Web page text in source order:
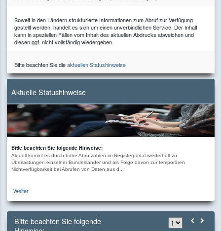
Soweit in den Ländern strukturierte Informationen zum Abruf zur Verfügung
gestellt werden, handelt es sich um einen unverbindlichen Service. Der Inhalt
kann in speziellen Fällen vom Inhalt des aktuellen Abdrucks abweichen und
diesen ggf. nicht vollständig wiedergeben.
Bitte beachten Sie dieaktuellen Statushinweise.
Aktuelle Statushinweise
Bitte beachten Sie folgende Hinweise:
Aktuell kommt es durch hohe Abrufzahlen im Registerportal wiederholt zu
Überlastungen einzelner Bundesländer und als Folge davon zur temporären
Nichtverfügbarkeit bei Abrufen von Daten aus d...
Weiter
Bitte beachten Sie folgende